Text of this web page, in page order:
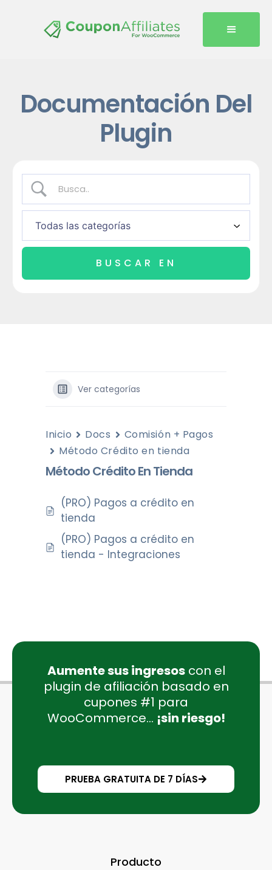
Documentación Del
Plugin
Ver categorías
Inicio Docs
Comisión + Pagos
Método Crédito en tienda
Método Crédito En Tienda
(PRO) Pagos a crédito en
tienda
(PRO) Pagos a crédito en
tienda - Integraciones
Aumente sus ingresoscon el
plugin de afiliación basado en
cupones #1 para
WooCommerce... ¡sin riesgo!
PRUEBA GRATUITA DE 7 DÍAS
Producto